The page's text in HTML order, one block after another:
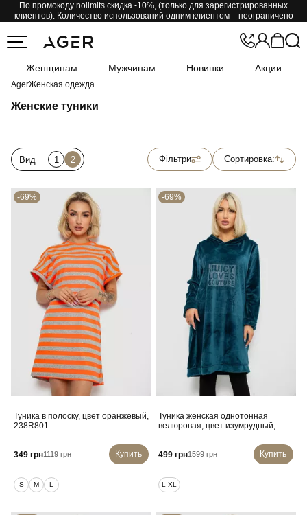
По промокоду nolimits скидка -10%, (только для зарегистрированных
клиентов). Количество использований одним клиентом – неограничено
Женщинам Мужчинам Новинки Акции
AgerЖенская одежда
Женские туники
Вид 1 2 Фільтри Сортировка:
-69%
Туника в полоску, цвет оранжевый,
238R801
349 грн1119 грн Купить
S M L
-69%
Туника женская однотонная
велюровая, цвет изумрудный,
499 грн1599 грн Купить
L-XL